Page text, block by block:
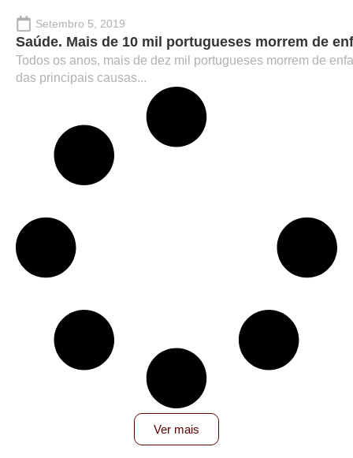
Setembro 5, 2019
Saúde. Mais de 10 mil portugueses morrem de
Todos os anos, mais de dez mil portugueses morrem de
das principais causas...
Ver mais